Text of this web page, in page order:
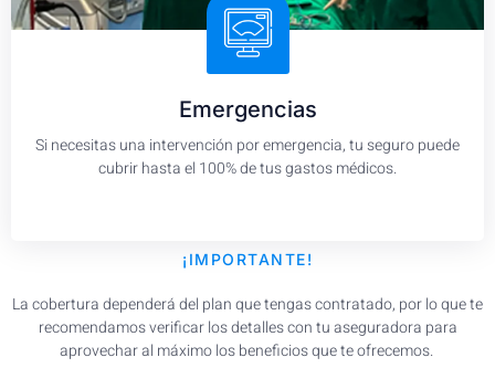
Emergencias
Si necesitas una intervención por emergencia, tu seguro puede
cubrir hasta el 100% de tus gastos médicos.
¡IMPORTANTE!
La cobertura dependerá del plan que tengas contratado, por lo que te
recomendamos verificar los detalles con tu aseguradora para
aprovechar al máximo los beneficios que te ofrecemos.